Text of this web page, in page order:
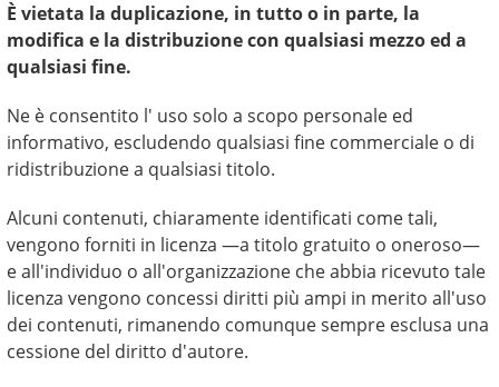
È vietata la duplicazione, in tutto o in parte, la
modifica e la distribuzione con qualsiasi mezzo ed a
qualsiasi fine.
Ne è consentito l' uso solo a scopo personale ed
informativo, escludendo qualsiasi fine commerciale o di
ridistribuzione a qualsiasi titolo.
Alcuni contenuti, chiaramente identificati come tali,
vengono forniti in licenza —a titolo gratuito o oneroso—
e all'individuo o all'organizzazione che abbia ricevuto tale
licenza vengono concessi diritti più ampi in merito all'uso
dei contenuti, rimanendo comunque sempre esclusa una
cessione del diritto d'autore.